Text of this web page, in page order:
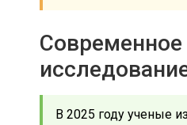
Современное
В 2025 году ученые